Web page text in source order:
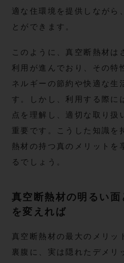
適な住環境を提供しながら
とができます。
このように、真空断熱材は
利用が進んでおり、その特
ネルギーの節約や快適な生
す。しかし、利用する際に
点を理解し、適切な取り扱
重要です。こうした知識を
熱材の持つ真のメリットを
るでしょう。
真空断熱材の明るい
を変えれば
真空断熱材の最大のメリッ
裏腹に、実は隠れたデメリ